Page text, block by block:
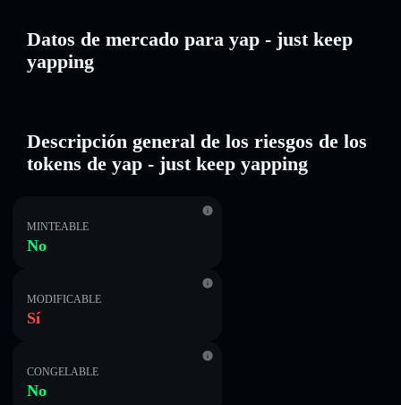
Datos de mercado para yap - just keep
yapping
Descripción general de los riesgos de los
tokens de yap - just keep yapping
MINTEABLE
No
MODIFICABLE
Sí
CONGELABLE
No